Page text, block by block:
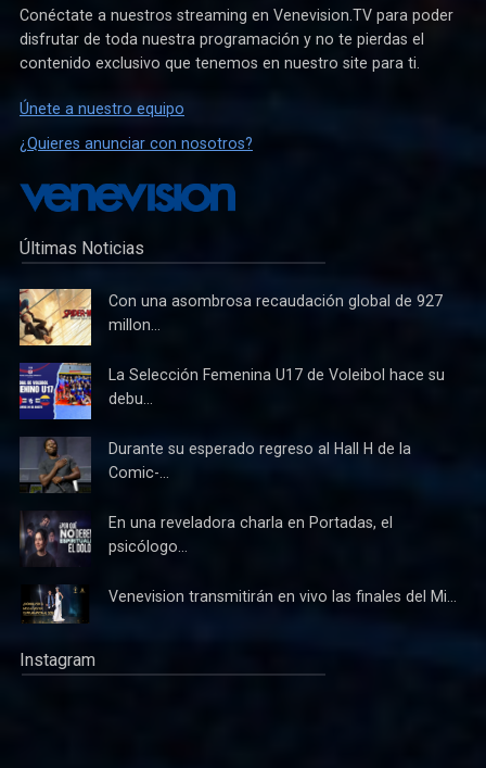
Conéctate a nuestros streaming en Venevision.TV para poder
disfrutar de toda nuestra programación y no te pierdas el
contenido exclusivo que tenemos en nuestro site para ti.
Únete a nuestro equipo
¿Quieres anunciar con nosotros?
Últimas Noticias
Con una asombrosa recaudación global de 927
millon...
La Selección Femenina U17 de Voleibol hace su
debu...
Durante su esperado regreso al Hall H de la
Comic-...
En una reveladora charla en Portadas, el
psicólogo...
Venevision transmitirán en vivo las finales del Mi...
Instagram